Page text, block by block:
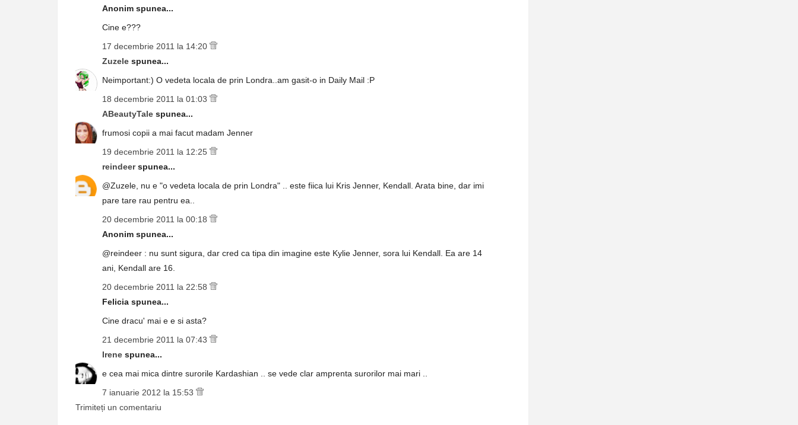
Anonim spunea...
Cine e???
17 decembrie 2011 la 14:20
Zuzele spunea...
Neimportant:) O vedeta locala de prin Londra..am gasit-o in Daily Mail :P
18 decembrie 2011 la 01:03
ABeautyTale spunea...
frumosi copii a mai facut madam Jenner
19 decembrie 2011 la 12:25
reindeerspunea...
@Zuzele, nu e "o vedeta locala de prin Londra" .. este fiica lui Kris Jenner, Kendall. Arata bine, dar imi
pare tare rau pentru ea..
20 decembrie 2011 la 00:18
Anonim spunea...
@reindeer : nu sunt sigura, dar cred ca tipa din imagine este Kylie Jenner, sora lui Kendall. Ea are 14
ani, Kendall are 16.
20 decembrie 2011 la 22:58
Felicia spunea...
Cine dracu' mai e e si asta?
21 decembrie 2011 la 07:43
Irene spunea...
e cea mai mica dintre surorile Kardashian .. se vede clar amprenta surorilor mai mari ..
7 ianuarie 2012 la 15:53
Trimiteți un comentariu